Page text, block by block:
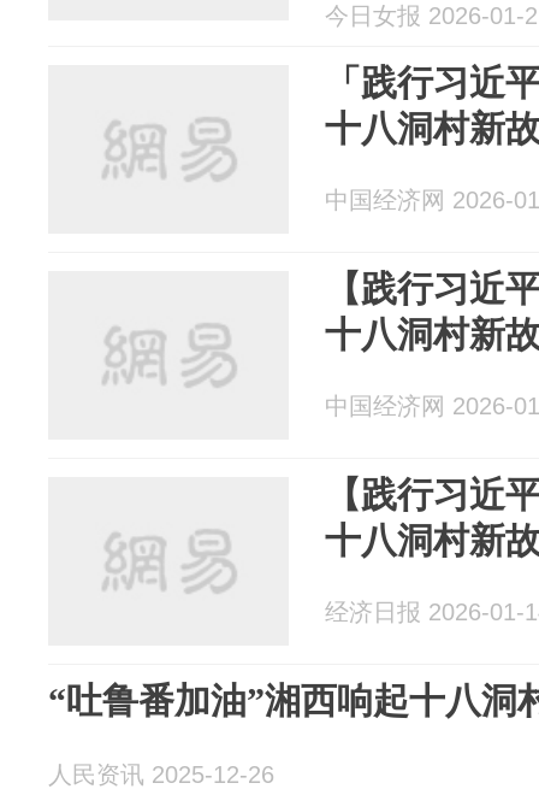
今日女报 2026-01-
「践行习近
十八洞村新
中国经济网 2026-
【践行习近
十八洞村新
中国经济网 2026-
【践行习近
十八洞村新
经济日报 2026-01-
“吐鲁番加油”湘西响起十八洞
人民资讯 2025-12-26